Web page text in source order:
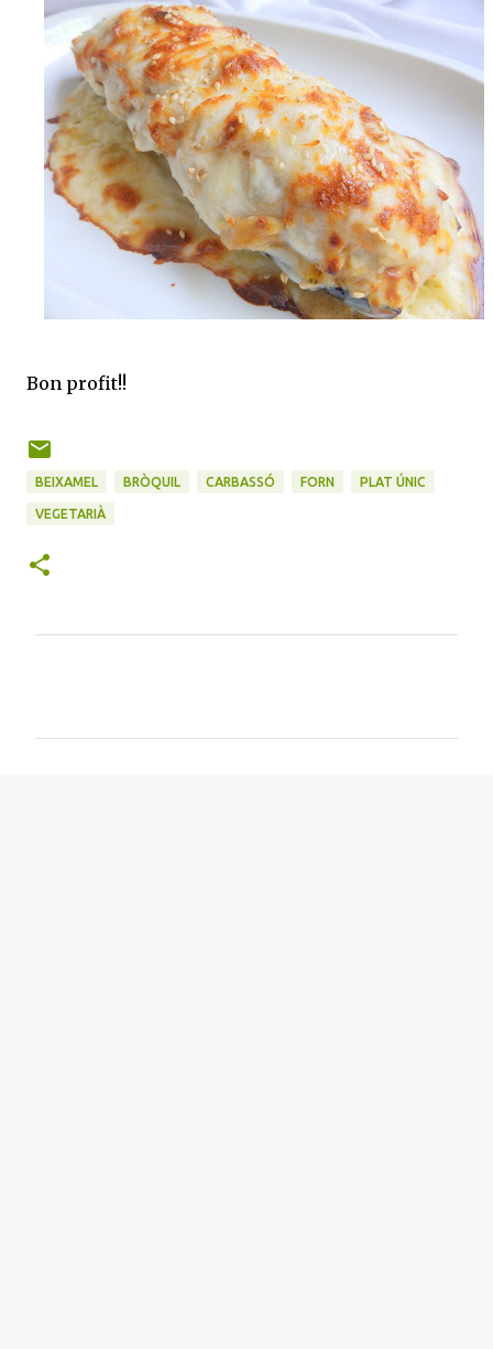
Bon profit!!
BEIXAMEL BRÒQUIL CARBASSÓ FORN PLAT ÚNIC
VEGETARIÀ